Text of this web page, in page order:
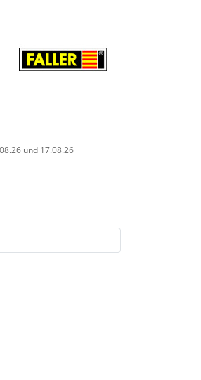
und 17.08.26